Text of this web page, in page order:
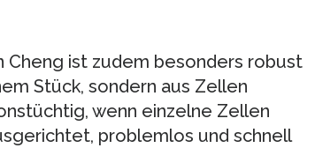
ist zudem besonders robust
Stück, sondern aus Zellen
wenn einzelne Zellen
problemlos und schnell